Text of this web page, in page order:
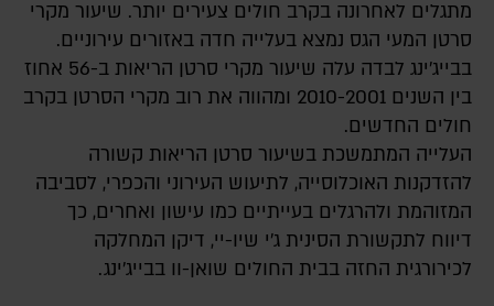
מתגלים לאחרונה בקרב חולים צעירים יותר. שיעור מקרי
סרטן המעי הגס נמצא בעלייה חדה באזורים עירוניים.
בבייג'ינג לבדה עלה שיעור מקרי סרטן הריאות ב-56 אחוז
בין השנים 2010-2001 ומהווה את רוב מקרי הסרטן בקרב
חולים החדשים.
העלייה המתמשכת בשיעור סרטן הריאות קשורה
להזדקנות האוכלוסייה, לתיעוש העירוני והכפרי, לסביבה
המזוהמת ולהרגלים בעייתיים כמו עישון ואחרים, כך
דיווח לתקשורת הסינית ג'י שיו-יי, דיקן המחלקה
לכירורגית החזה בבית החולים שואן-וו בבייג'ינג.